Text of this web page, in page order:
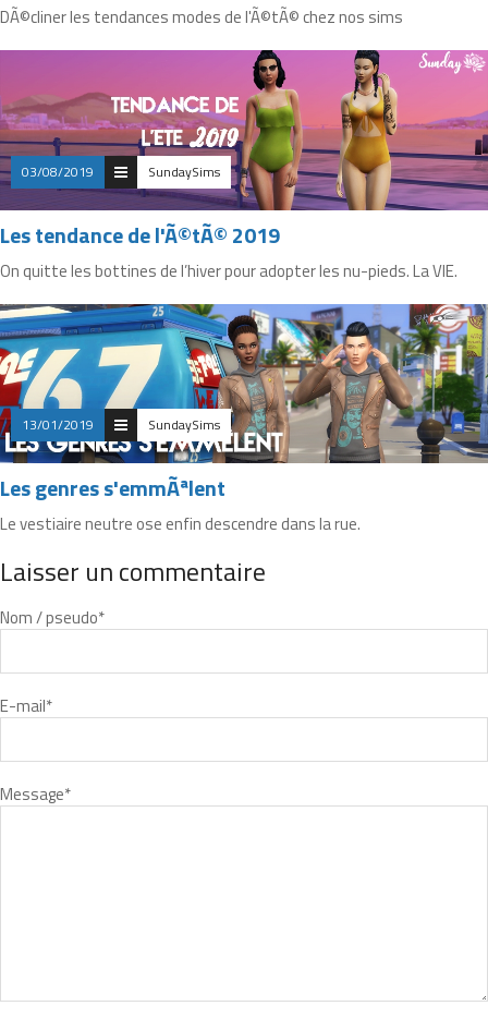
DÃ©cliner les tendances modes de l'Ã©tÃ© chez nos sims
03/08/2019 SundaySims
Les tendance de l'Ã©tÃ© 2019
On quitte les bottines de l’hiver pour adopter les nu-pieds. La VIE.
13/01/2019 SundaySims
Les genres s'emmÃªlent
Le vestiaire neutre ose enfin descendre dans la rue.
Laisser un commentaire
Nom / pseudo*
E-mail*
Message*